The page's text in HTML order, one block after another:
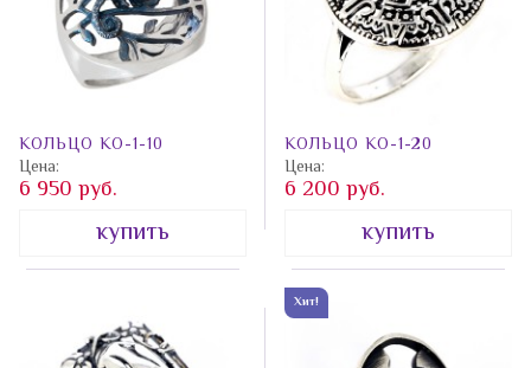
КОЛЬЦО КО-1-10
Цена:
6 950 руб.
купить
КОЛЬЦО КО-1-20
Цена:
6 200 руб.
купить
Хит!